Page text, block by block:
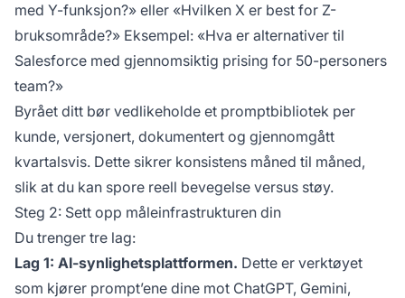
med Y-funksjon?» eller «Hvilken X er best for Z-
bruksområde?» Eksempel: «Hva er alternativer til
Salesforce med gjennomsiktig prising for 50-personers
team?»
Byrået ditt bør vedlikeholde et promptbibliotek per
kunde, versjonert, dokumentert og gjennomgått
kvartalsvis. Dette sikrer konsistens måned til måned,
slik at du kan spore reell bevegelse versus støy.
Steg 2: Sett opp måleinfrastrukturen din
Du trenger tre lag:
Lag 1: AI-synlighetsplattformen. Dette er verktøyet
som kjører prompt’ene dine mot ChatGPT, Gemini,